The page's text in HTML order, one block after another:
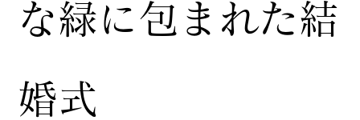
な緑に包まれた結
婚式